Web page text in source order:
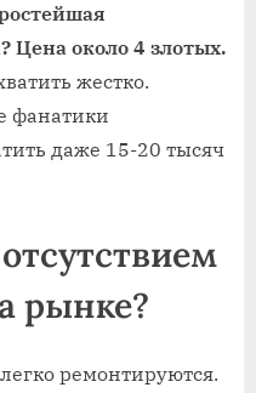
Цена около 4 злотых.
жестко.
фанатики
даже 15-20 тысяч
рынке?
ремонтируются.